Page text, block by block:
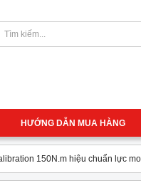
HƯỚNG DẪN MUA HÀNG
150N.m hiệu chuẩn lực